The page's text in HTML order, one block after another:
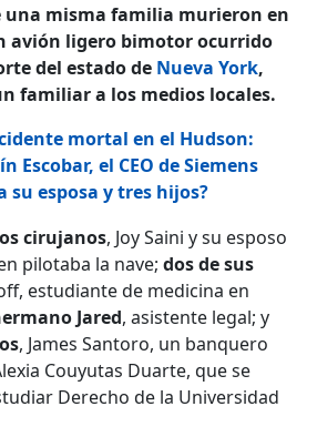
una misma familia murieron en
avión ligero bimotor ocurrido
del estado de Nueva York,
familiar a los medios locales.
mortal en el Hudson:
Escobar, el CEO de Siemens
esposa y tres hijos?
cirujanos, Joy Saini y su esposo
pilotaba la nave;dos de sus
estudiante de medicina en
Jared, asistente legal; y
, James Santoro, un banquero
Couyutas Duarte, que se
Derecho de la Universidad